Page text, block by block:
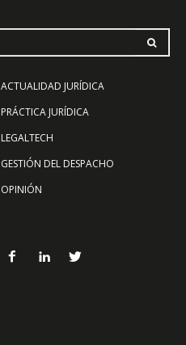
ACTUALIDAD JURÍDICA
PRÁCTICA JURÍDICA
LEGALTECH
GESTIÓN DEL DESPACHO
OPINIÓN